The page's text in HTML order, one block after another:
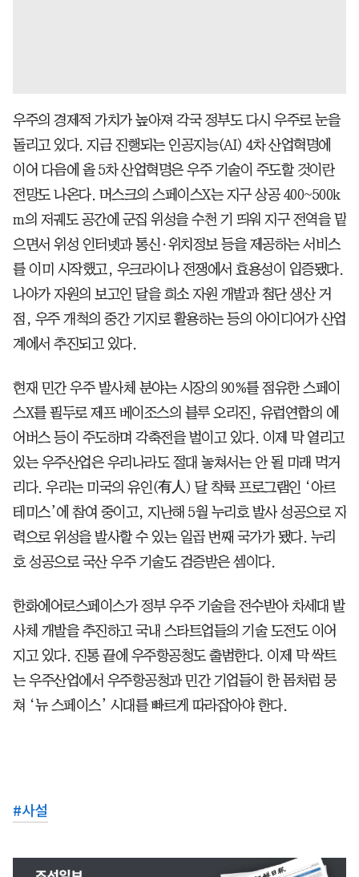
우주의 경제적 가치가 높아져 각국 정부도 다시 우주로 눈을
돌리고 있다. 지금 진행되는 인공지능(AI) 4차 산업혁명에
이어 다음에 올 5차 산업혁명은 우주 기술이 주도할 것이란
전망도 나온다. 머스크의 스페이스X는 지구 상공 400~500k
m의 저궤도 공간에 군집 위성을 수천 기 띄워 지구 전역을 맡
으면서 위성 인터넷과 통신·위치정보 등을 제공하는 서비스
를 이미 시작했고, 우크라이나 전쟁에서 효용성이 입증됐다.
나아가 자원의 보고인 달을 희소 자원 개발과 첨단 생산 거
점, 우주 개척의 중간 기지로 활용하는 등의 아이디어가 산업
계에서 추진되고 있다.
현재 민간 우주 발사체 분야는 시장의 90%를 점유한 스페이
스X를 필두로 제프 베이조스의 블루 오리진, 유럽연합의 에
어버스 등이 주도하며 각축전을 벌이고 있다. 이제 막 열리고
있는 우주산업은 우리나라도 절대 놓쳐서는 안 될 미래 먹거
리다. 우리는 미국의 유인(有人) 달 착륙 프로그램인 ‘아르
테미스’에 참여 중이고, 지난해 5월 누리호 발사 성공으로 자
력으로 위성을 발사할 수 있는 일곱 번째 국가가 됐다. 누리
호 성공으로 국산 우주 기술도 검증받은 셈이다.
한화에어로스페이스가 정부 우주 기술을 전수받아 차세대 발
사체 개발을 추진하고 국내 스타트업들의 기술 도전도 이어
지고 있다. 진통 끝에 우주항공청도 출범한다. 이제 막 싹트
는 우주산업에서 우주항공청과 민간 기업들이 한 몸처럼 뭉
쳐 ‘뉴 스페이스’ 시대를 빠르게 따라잡아야 한다.
#사설